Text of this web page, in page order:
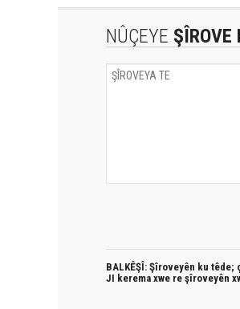
NÛÇEYE ŞÎROVE
BALKÊŞÎ: Şîroveyên ku têde;
JI kerema xwe re şîroveyên